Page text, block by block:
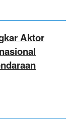
Aktor